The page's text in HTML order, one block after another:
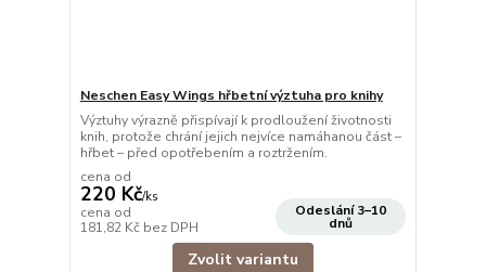
Neschen Easy Wings hřbetní výztuha pro knihy
Výztuhy výrazně přispívají k prodloužení životnosti
knih, protože chrání jejich nejvíce namáhanou část –
hřbet – před opotřebením a roztržením.
cena od
220 Kč/ks
cena od
181,82 Kč bez DPH
Odeslání 3–10
dnů
Zvolit variantu